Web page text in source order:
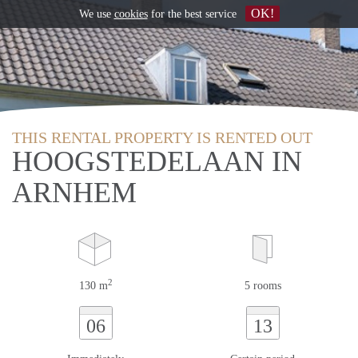
THIS RENTAL PROPERTY IS RENTED OUT
HOOGSTEDELAAN IN
ARNHEM
130 m2 5 rooms
06 13
We use cookiesfor the best service OK!